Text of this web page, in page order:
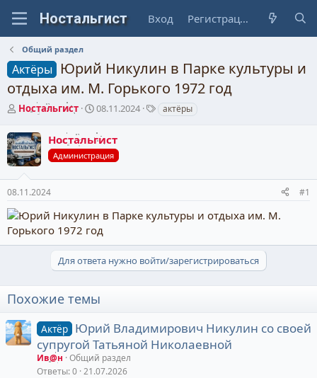
Вход Регистрация
Общий раздел
Актёры
Юрий Никулин в Парке культуры и
отдыха им. М. Горького 1972 год
А
т
о
р
м
ы
Ностальгист
Д
т
а
н
ч
а
08.11.2024 актёры
Ностальгист
Администрация
08.11.2024 #1
Для ответа нужно войти/зарегистрироваться
Похожие темы
Актёр Юрий Владимирович Никулин со своей
супругой Татьяной Николаевной
Ив@н Общий раздел
Ответы 0 21.07.2026